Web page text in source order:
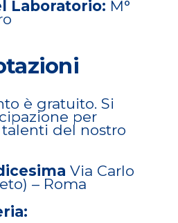
Laboratorio: M°
è gratuito. Si
per
del nostro
Via Carlo
– Roma